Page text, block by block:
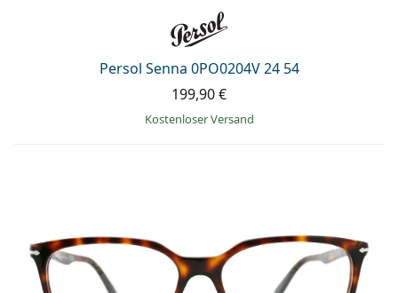
Persol Senna 0PO0204V 24 54
199,90 €
Kostenloser Versand